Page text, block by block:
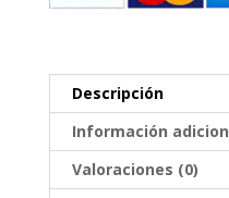
Descripción
Información
Valoraciones (0)